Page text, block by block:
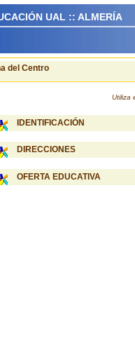
UAL :: ALMERÍA
del Centro
Utiliza
IDENTIFICACIÓN
DIRECCIONES
OFERTA EDUCATIVA